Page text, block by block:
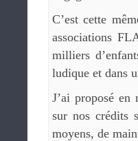
C’est cette
associations
milliers
ludique et dans
J’ai proposé
sur nos crédits
moyens, de